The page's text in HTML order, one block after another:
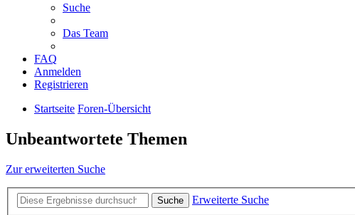
Suche
Das Team
FAQ
Anmelden
Registrieren
Startseite Foren-Übersicht
Unbeantwortete Themen
Zur erweiterten Suche
Suche
Erweiterte Suche